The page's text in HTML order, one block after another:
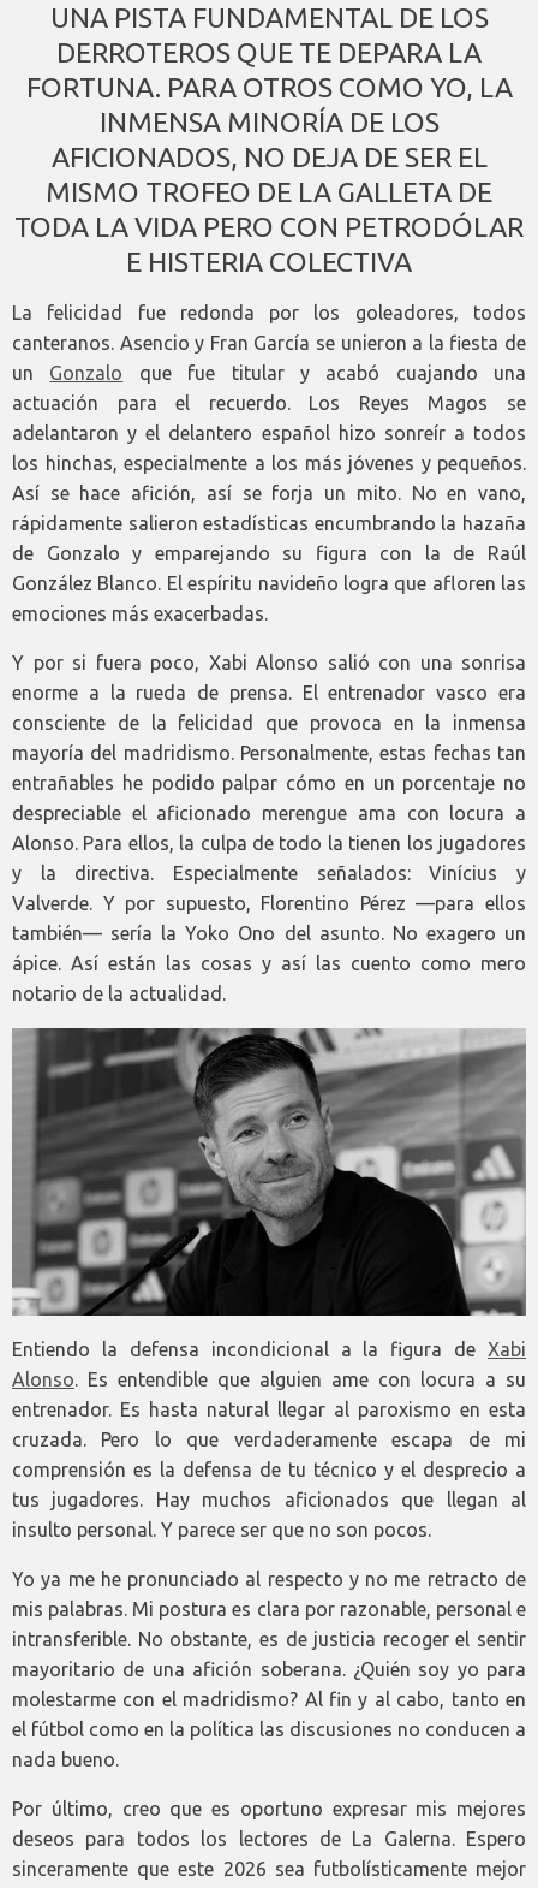
UNA PISTA FUNDAMENTAL DE LOS
DERROTEROS QUE TE DEPARA LA
FORTUNA. PARA OTROS COMO YO, LA
INMENSA MINORÍA DE LOS
AFICIONADOS, NO DEJA DE SER EL
MISMO TROFEO DE LA GALLETA DE
TODA LA VIDA PERO CON PETRODÓLAR
E HISTERIA COLECTIVA
La felicidad fue redonda por los goleadores, todos
canteranos. Asencio y Fran García se unieron a la fiesta de
un Gonzalo que fue titular y acabó cuajando una
actuación para el recuerdo. Los Reyes Magos se
adelantaron y el delantero español hizo sonreír a todos
los hinchas, especialmente a los más jóvenes y pequeños.
Así se hace afición, así se forja un mito. No en vano,
rápidamente salieron estadísticas encumbrando la hazaña
de Gonzalo y emparejando su figura con la de Raúl
González Blanco. El espíritu navideño logra que afloren las
emociones más exacerbadas.
Y por si fuera poco, Xabi Alonso salió con una sonrisa
enorme a la rueda de prensa. El entrenador vasco era
consciente de la felicidad que provoca en la inmensa
mayoría del madridismo. Personalmente, estas fechas tan
entrañables he podido palpar cómo en un porcentaje no
despreciable el aficionado merengue ama con locura a
Alonso. Para ellos, la culpa de todo la tienen los jugadores
y la directiva. Especialmente señalados: Vinícius y
Valverde. Y por supuesto, Florentino Pérez —para ellos
también— sería la Yoko Ono del asunto. No exagero un
ápice. Así están las cosas y así las cuento como mero
notario de la actualidad.
Entiendo la defensa incondicional a la figura de Xabi
Alonso. Es entendible que alguien ame con locura a su
entrenador. Es hasta natural llegar al paroxismo en esta
cruzada. Pero lo que verdaderamente escapa de mi
comprensión es la defensa de tu técnico y el desprecio a
tus jugadores. Hay muchos aficionados que llegan al
insulto personal. Y parece ser que no son pocos.
Yo ya me he pronunciado al respecto y no me retracto de
mis palabras. Mi postura es clara por razonable, personal e
intransferible. No obstante, es de justicia recoger el sentir
mayoritario de una afición soberana. ¿Quién soy yo para
molestarme con el madridismo? Al fin y al cabo, tanto en
el fútbol como en la política las discusiones no conducen a
nada bueno.
Por último, creo que es oportuno expresar mis mejores
deseos para todos los lectores de La Galerna. Espero
sinceramente que este 2026 sea futbolísticamente mejor